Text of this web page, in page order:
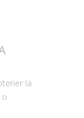
la
o